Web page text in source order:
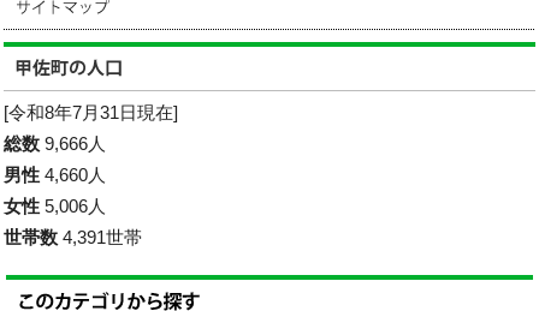
[令和8年7月31日現在]
総数 9,666人
男性 4,660人
女性 5,006人
世帯数 4,391世帯